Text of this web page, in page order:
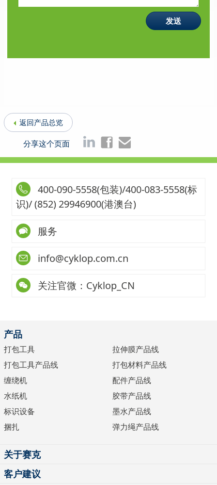
返回产品总览
分享这个页面
400-090-5558(包装)/400-083-5558(标
识)/ (852) 29946900(港澳台)
服务
info@cyklop.com.cn
关注官微：Cyklop_CN
产品
打包工具
打包工具产品线
缠绕机
水纸机
标识设备
捆扎
拉伸膜产品线
打包材料产品线
配件产品线
胶带产品线
墨水产品线
弹力绳产品线
关于赛克
客户建议